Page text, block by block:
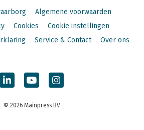
Algemene voorwaarden
Cookies
Cookie instellingen
Service & Contact Over ons
© 2026 Mainpress BV